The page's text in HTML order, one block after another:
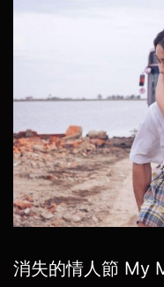
消失的情人節 My